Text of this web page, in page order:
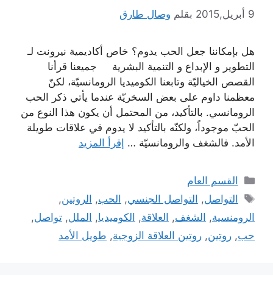
9 أبريل,2015 بقلم وصال طارق
هل بإمكاننا جعل الحب يدوم؟ خاص أكاديمية نيرونت لـ
التطوير و الإبداع و التنمية البشرية جميعنا قرأنا
القصص الخياليّة وتابعنا الكوميديا الرومانسيّة، لكنّ
معظمنا داوم على بعض السخريّة عندما يأتي ذكر الحب
الرومانسي. بالتأكيد، من المحتمل أن يكون هذا النوع من
الحبّ موجوداً، ولكنّه بالتأكيد لا يدوم في علاقات طويلة
الأمد. فالشغف والرومانسيّة … إقرأ المزيد
التصنيفات
القسم العام
الوسوم
التواصل, التواصل الجنسي, الحب, الروتين,
الرومنسية, الشغف, العلاقة, الكوميديا, الملل, تواصل,
حب, روتين, روتين العلاقة الزوجية, طويل الأمد